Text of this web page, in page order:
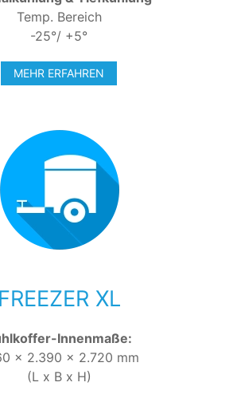
Temp. Bereich
-25°/ +5°
MEHR ERFAHREN
FREEZER XL
Innenmaße:
x 2.390 x 2.720 mm
(L x B x H)